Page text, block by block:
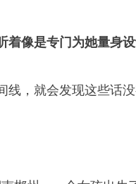
着像是专门为她量身设
线，就会发现这些话没